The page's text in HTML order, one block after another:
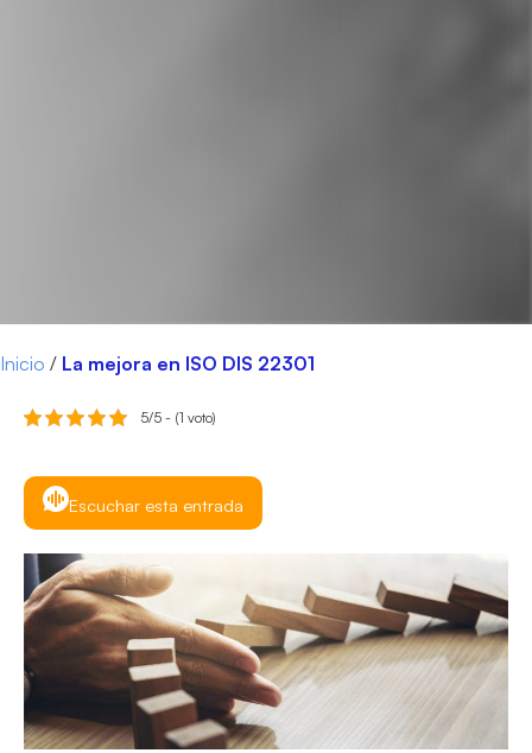
Inicio / La mejora en ISO DIS 22301
5/5 - (1 voto)
Escuchar esta entrada